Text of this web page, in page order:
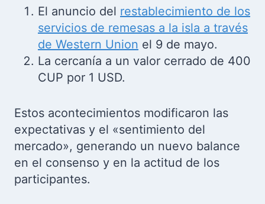
El anuncio del restablecimiento de los
servicios de remesas a la isla a través
de Western Union el 9 de mayo.
La cercanía a un valor cerrado de 400
CUP por 1 USD.
Estos acontecimientos modificaron las
expectativas y el «sentimiento del
mercado», generando un nuevo balance
en el consenso y en la actitud de los
participantes.